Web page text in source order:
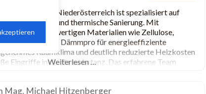
GmbH aus Niederösterreich ist spezialisiert auf
und thermische Sanierung. Mit
und hochwertigen Materialien wie Zellulose,
Perlen sorgt Dämmpro für energieeffiziente
Raumklima und deutlich reduzierte Heizkosten
Eingriffe in die Bausubstanz. Das erfahrene Team
Weiterlesen …
Mag. Michael Hitzenberger